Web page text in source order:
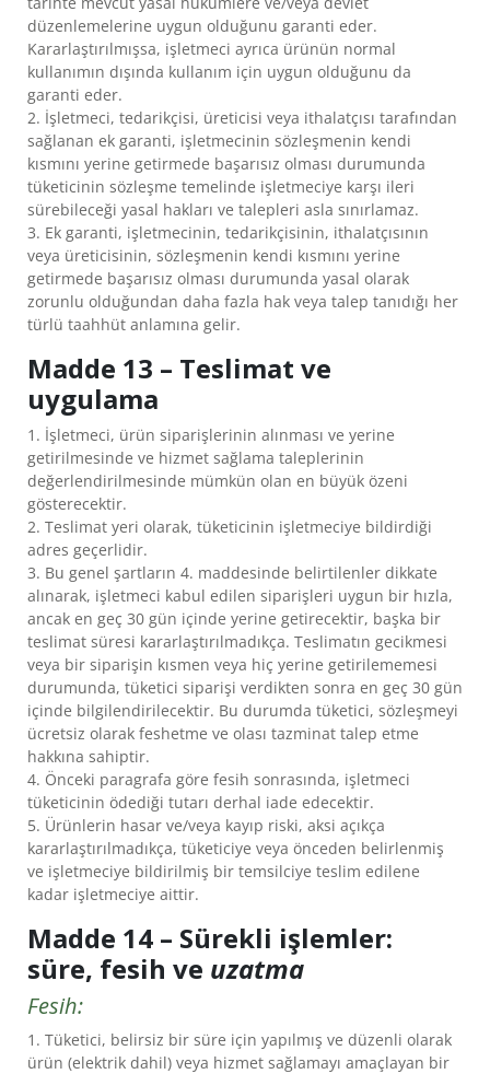
düzenlemelerine uygun olduğunu garanti eder.
Kararlaştırılmışsa, işletmeci ayrıca ürünün normal
kullanımın dışında kullanım için uygun olduğunu da
garanti eder.
2. İşletmeci, tedarikçisi, üreticisi veya ithalatçısı tarafından
sağlanan ek garanti, işletmecinin sözleşmenin kendi
kısmını yerine getirmede başarısız olması durumunda
tüketicinin sözleşme temelinde işletmeciye karşı ileri
sürebileceği yasal hakları ve talepleri asla sınırlamaz.
3. Ek garanti, işletmecinin, tedarikçisinin, ithalatçısının
veya üreticisinin, sözleşmenin kendi kısmını yerine
getirmede başarısız olması durumunda yasal olarak
zorunlu olduğundan daha fazla hak veya talep tanıdığı her
türlü taahhüt anlamına gelir.
Madde 13 – Teslimat ve
uygulama
1. İşletmeci, ürün siparişlerinin alınması ve yerine
getirilmesinde ve hizmet sağlama taleplerinin
değerlendirilmesinde mümkün olan en büyük özeni
gösterecektir.
2. Teslimat yeri olarak, tüketicinin işletmeciye bildirdiği
adres geçerlidir.
3. Bu genel şartların 4. maddesinde belirtilenler dikkate
alınarak, işletmeci kabul edilen siparişleri uygun bir hızla,
ancak en geç 30 gün içinde yerine getirecektir, başka bir
teslimat süresi kararlaştırılmadıkça. Teslimatın gecikmesi
veya bir siparişin kısmen veya hiç yerine getirilememesi
durumunda, tüketici siparişi verdikten sonra en geç 30 gün
içinde bilgilendirilecektir. Bu durumda tüketici, sözleşmeyi
ücretsiz olarak feshetme ve olası tazminat talep etme
hakkına sahiptir.
4. Önceki paragrafa göre fesih sonrasında, işletmeci
tüketicinin ödediği tutarı derhal iade edecektir.
5. Ürünlerin hasar ve/veya kayıp riski, aksi açıkça
kararlaştırılmadıkça, tüketiciye veya önceden belirlenmiş
ve işletmeciye bildirilmiş bir temsilciye teslim edilene
kadar işletmeciye aittir.
Madde 14 – Sürekli işlemler:
süre, fesih ve uzatma
Fesih:
1. Tüketici, belirsiz bir süre için yapılmış ve düzenli olarak
ürün (elektrik dahil) veya hizmet sağlamayı amaçlayan bir